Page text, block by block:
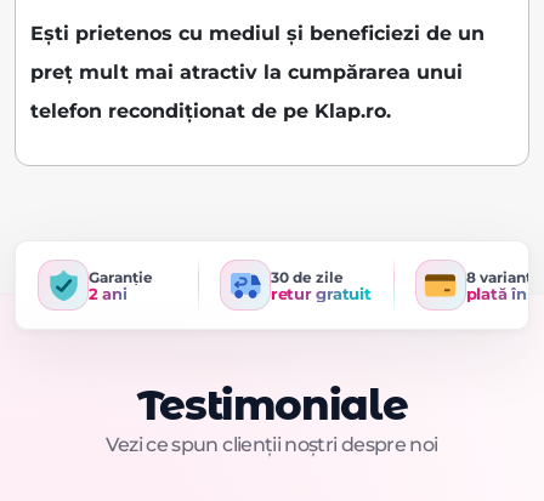
Ești prietenos cu mediul și beneficiezi de un
preț mult mai atractiv la cumpărarea unui
telefon recondiționat de pe Klap.ro.
Garanție
2 ani
30 de zile
retur gratuit
8 variante
plată în
Testimoniale
Vezi ce spun clienții noștri despre noi